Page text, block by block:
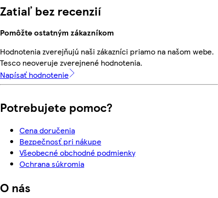
Zatiaľ bez recenzií
Pomôžte ostatným zákazníkom
Hodnotenia zverejňujú naši zákazníci priamo na našom webe.
Tesco neoveruje zverejnené hodnotenia.
Napísať hodnotenie
Potrebujete pomoc?
Cena doručenia
Bezpečnosť pri nákupe
Všeobecné obchodné podmienky
Ochrana súkromia
O nás